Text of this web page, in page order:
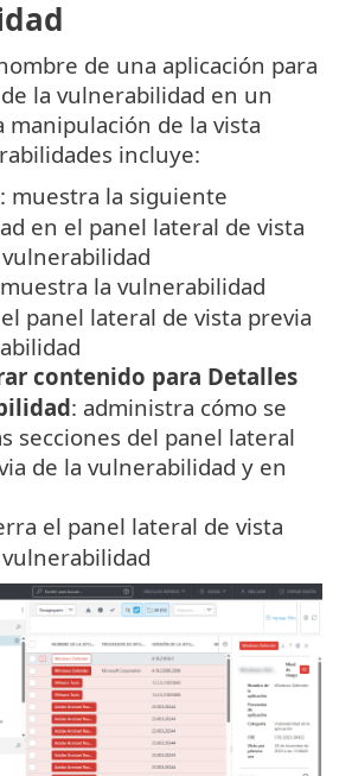
de una aplicación para
la vulnerabilidad en un
manipulación de la vista
incluye:
: muestra la siguiente
en el panel lateral de vista
la vulnerabilidad
panel lateral de vista previa
contenido para Detalles
: administra cómo se
secciones del panel lateral
de la vulnerabilidad y en
el panel lateral de vista